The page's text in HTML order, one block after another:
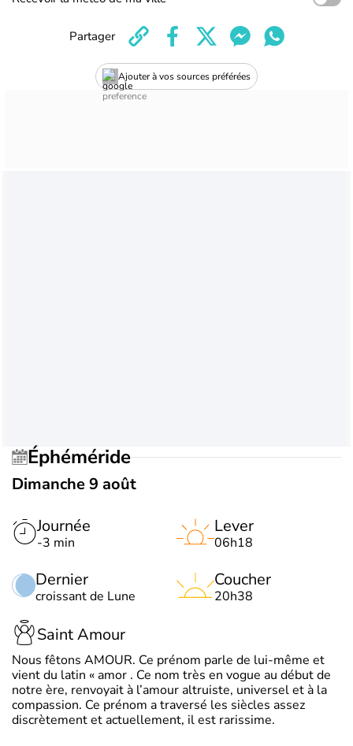
Ajouter à vos sources préférées
Partager
Éphéméride
Dimanche 9 août
Journée
-3 min
Dernier
croissant de Lune
Lever
06h18
Coucher
20h38
Saint Amour
Nous fêtons AMOUR. Ce prénom parle de lui-même et
vient du latin « amor . Ce nom très en vogue au début de
notre ère, renvoyait à l’amour altruiste, universel et à la
compassion. Ce prénom a traversé les siècles assez
discrètement et actuellement, il est rarissime.